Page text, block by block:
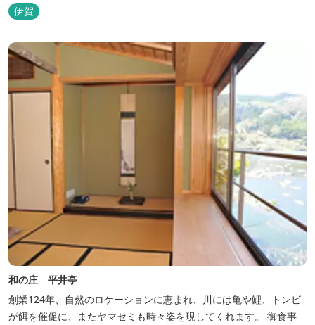
ただくために、注文後じっくり揚げてお出ししています。 ★手作
りのお蕎麦をお楽しみいただけます！ お蕎麦は毎日お店で打ってつ
くっております。北海道や三重のそば粉を使用してつくる、喉ごし
の良い昔ながらのお蕎麦...
伊賀
和の庄 平井亭
創業124年、自然のロケーションに恵まれ、川には亀や鯉、トンビ
が餌を催促に、またヤマセミも時々姿を現してくれます。 御食事